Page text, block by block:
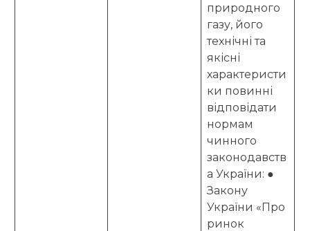
природного
газу, його
технічні та
якісні
характеристи
ки повинні
відповідати
нормам
чинного
законодавств
а України: ●
Закону
України «Про
ринок